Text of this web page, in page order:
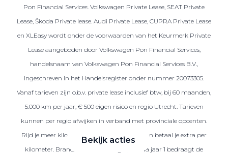
Lease acties
Lease a Bike
Zakelijke Lease acties
voordeel
Bekijk acties
Pon Financial Services. Volkswagen Private Lease, SEAT Private
Lease, Škoda Private lease. Audi Private Lease, CUPRA Private Lease
en XLEasy wordt onder de voorwaarden van het Keurmerk Private
Lease aangeboden door Volkswagen Pon Financial Services,
handelsnaam van Volkswagen Pon Financial Services B.V.,
ingeschreven in het Handelsregister onder nummer 20073305.
Vanaf tarieven zijn o.b.v. private lease inclusief btw, bij 60 maanden,
5.000 km per jaar, € 500 eigen risico en regio Utrecht. Tarieven
kunnen per regio afwijken in verband met provinciale opcenten.
Rijd je meer kilometers dan afgesproken, dan betaal je extra per
kilometer. Brandstof is niet inbegrepen. Na jaar 1 bedraagt de